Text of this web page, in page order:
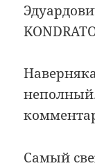
Самый